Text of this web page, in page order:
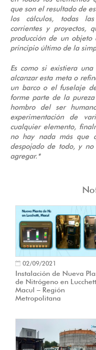
02/09/2021
Instalación de Nueva
de Nitrógeno en
Macul – Región
Metropolitana
que son el resultado de
los cálculos, todas
corrientes y proyectos,
producción de un
principio último de la
Es como si existiera
alcanzar esta meta o
un barco o el fuselaje
forme parte de la
hombro del ser
experimentación de
cualquier elemento,
no hay nada más que
despojado de todo, y
agregar.*